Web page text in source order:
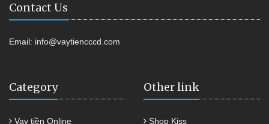
Contact Us
Email: info@vaytiencccd.com
Category
Vay tiền Online
Other link
Shop Kiss